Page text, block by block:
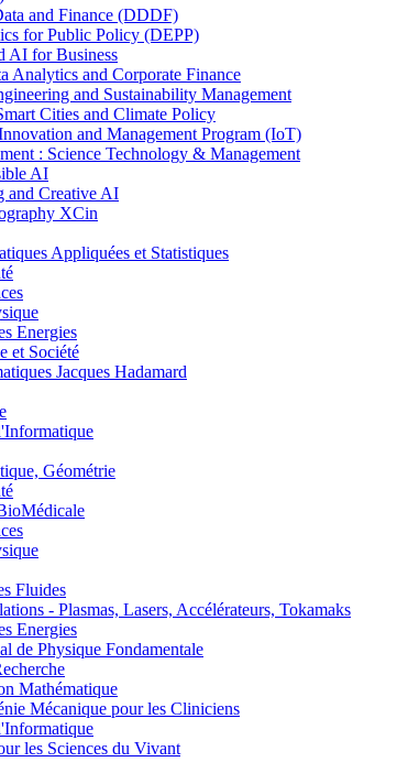
and Finance (DDDF)
for Public Policy (DEPP)
AI for Business
and Corporate Finance
and Sustainability Management
Cities and Climate Policy
and Management Program (IoT)
: Science Technology & Management
AI
and Creative AI
XCin
Appliquées et Statistiques
Energies
et Société
Jacques Hadamard
Géométrie
Fluides
- Plasmas, Lasers, Accélérateurs, Tokamaks
Energies
de Physique Fondamentale
Mathématique
Mécanique pour les Cliniciens
les Sciences du Vivant